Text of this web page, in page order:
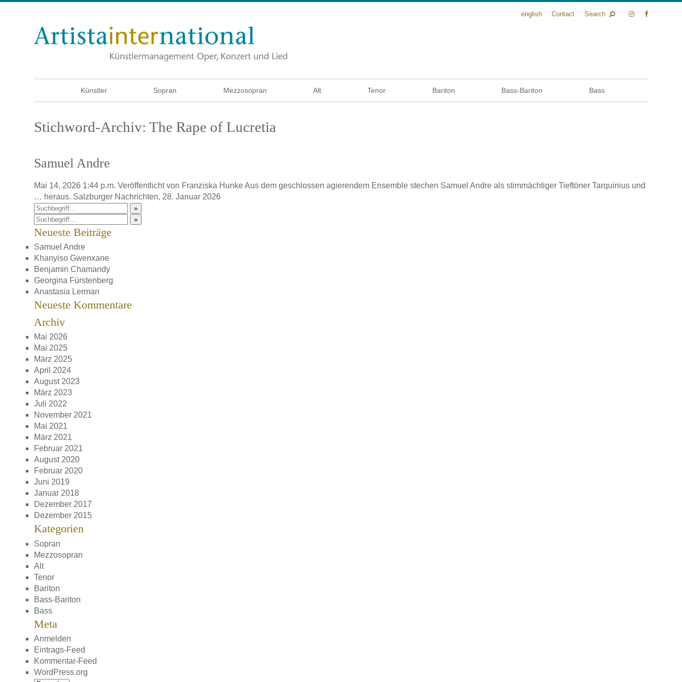
english Contact Search
Künstler Sopran Mezzosopran Alt Tenor Bariton Bass-Bariton Bass
Stichword-Archiv: The Rape of Lucretia
Samuel Andre
Mai 14, 2026 1:44 p.m. Veröffentlicht von Franziska HunkeAus dem geschlossen agierendem Ensemble stechen Samuel Andre als stimmächtiger Tieftöner Tarquinius und
… heraus. Salzburger Nachrichten, 28. Januar 2026
»
»
Neueste Beiträge
Samuel Andre
Khanyiso Gwenxane
Benjamin Chamandy
Georgina Fürstenberg
Anastasia Lerman
Neueste Kommentare
Archiv
Mai 2026
Mai 2025
März 2025
April 2024
August 2023
März 2023
Juli 2022
November 2021
Mai 2021
März 2021
Februar 2021
August 2020
Februar 2020
Juni 2019
Januar 2018
Dezember 2017
Dezember 2015
Kategorien
Sopran
Mezzosopran
Alt
Tenor
Bariton
Bass-Bariton
Bass
Meta
Anmelden
Eintrags-Feed
Kommentar-Feed
WordPress.org